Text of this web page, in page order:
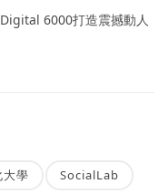
6000打造震撼動人
大學 SocialLab